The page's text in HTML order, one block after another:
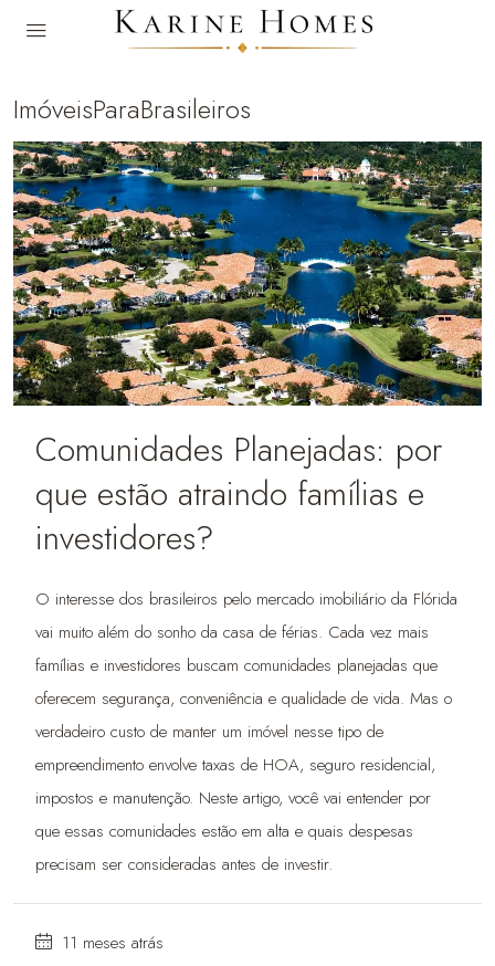
ImóveisParaBrasileiros
Comunidades Planejadas: por
que estão atraindo famílias e
investidores?
O interesse dos brasileiros pelo mercado imobiliário da Flórida
vai muito além do sonho da casa de férias. Cada vez mais
famílias e investidores buscam comunidades planejadas que
oferecem segurança, conveniência e qualidade de vida. Mas o
verdadeiro custo de manter um imóvel nesse tipo de
empreendimento envolve taxas de HOA, seguro residencial,
impostos e manutenção. Neste artigo, você vai entender por
que essas comunidades estão em alta e quais despesas
precisam ser consideradas antes de investir.
11 meses atrás